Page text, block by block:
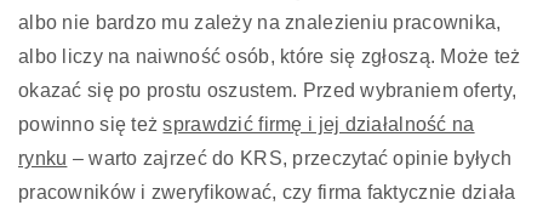
albo nie bardzo mu zależy na znalezieniu pracownika,
albo liczy na naiwność osób, które się zgłoszą. Może też
okazać się po prostu oszustem. Przed wybraniem oferty,
powinno się teżsprawdzić firmę i jej działalność na
rynku – warto zajrzeć do KRS, przeczytać opinie byłych
pracowników i zweryfikować, czy firma faktycznie działa